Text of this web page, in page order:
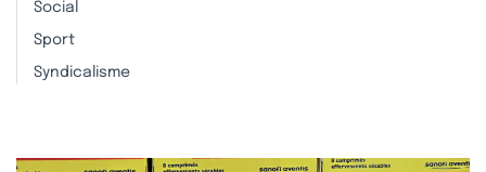
Social
Sport
Syndicalisme